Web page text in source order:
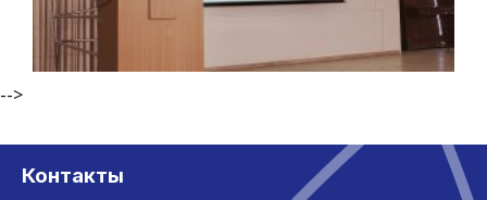
-->
Контакты